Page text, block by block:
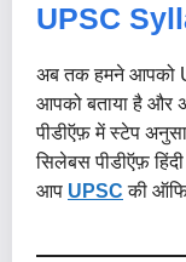
UPSC
अब तक हमने आपको
आपको बताया है और
पीडीऍफ़ में स्टेप
सिलेबस पीडीऍफ़
आप UPSC की